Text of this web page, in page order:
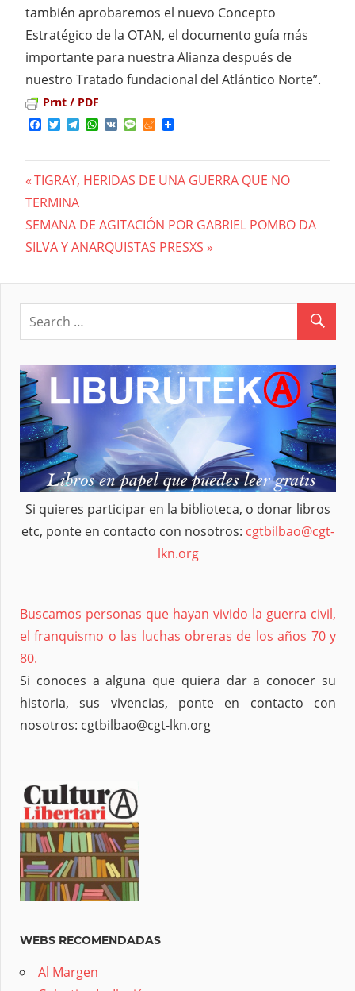
también aprobaremos el nuevo Concepto
Estratégico de la OTAN, el documento guía más
importante para nuestra Alianza después de
nuestro Tratado fundacional del Atlántico Norte”.
Prnt / PDF
Facebook
TwitterTelegram
WhatsApp
VK MessageMeneame
Navegación
de
entradas
Previous
Post:
TIGRAY, HERIDAS DE UNA GUERRA QUE NO
TERMINA
Next
Post:
SEMANA DE AGITACIÓN POR GABRIEL POMBO DA
SILVA Y ANARQUISTAS PRESXS
Si quieres participar en la biblioteca, o donar libros
etc, ponte en contacto con nosotros: cgtbilbao@cgt-
lkn.org
Buscamos personas que hayan vivido la guerra civil,
el franquismo o las luchas obreras de los años 70 y
80.
Si conoces a alguna que quiera dar a conocer su
historia, sus vivencias, ponte en contacto con
nosotros: cgtbilbao@cgt-lkn.org
WEBS RECOMENDADAS
Al Margen